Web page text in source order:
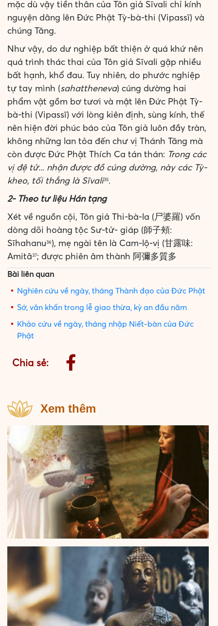
mặc dù vậy tiền thân của Tôn giả Sīvali chỉ kính
nguyện dâng lên Đức Phật Tỳ-bà-thi (Vipassī) và
chúng Tăng.
Như vậy, do dư nghiệp bất thiện ở quá khứ nên
quá trình thác thai của Tôn giả Sīvali gặp nhiều
bất hạnh, khổ đau. Tuy nhiên, do phước nghiệp
tự tay mình (sahattheneva) cúng dường hai
phẩm vật gồm bơ tươi và mật lên Đức Phật Tỳ-
bà-thi (Vipassī) với lòng kiên định, sùng kính, thế
nên hiện đời phúc báo của Tôn giả luôn đầy tràn,
không những lan tỏa đến chư vị Thánh Tăng mà
còn được Đức Phật Thích Ca tán thán: Trong các
vị đệ tử... nhận được đồ cúng dường, này các Tỳ-
kheo, tối thắng là Sīvali35.
2- Theo tư liệu Hán tạng
Xét về nguồn cội, Tôn giả Thi-bà-la (尸婆羅) vốn
dòng dõi hoàng tộc Sư-tử- giáp (師子頰:
Sīhahanu36), mẹ ngài tên là Cam-lộ-vị (甘露味:
Amitā37; được phiên âm thành 阿彌多質多
Bài liên quan
Nghiên cứu về ngày, tháng Thành đạo của Ðức Phật
Sớ, văn khấn trong lễ giao thừa, kỳ an đầu năm
Khảo cứu về ngày, tháng nhập Niết-bàn của Đức
Phật
Chia sẻ:
Xem thêm